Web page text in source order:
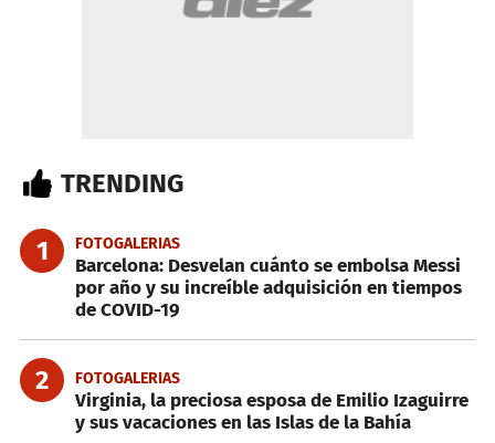
TRENDING
1 FOTOGALERIAS
Barcelona: Desvelan cuánto se embolsa Messi
por año y su increíble adquisición en tiempos
de COVID-19
2 FOTOGALERIAS
Virginia, la preciosa esposa de Emilio Izaguirre
y sus vacaciones en las Islas de la Bahía